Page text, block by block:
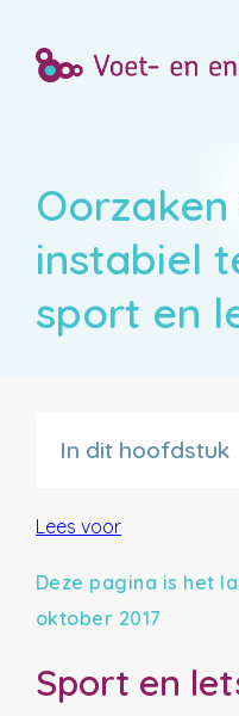
instabiel
sport en
In dit hoofdstuk
Lees voor
Deze pagina is het
oktober 2017
Sport en